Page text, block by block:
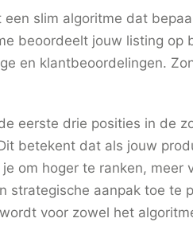
een slim algoritme dat
beoordeelt jouw listing op
en klantbeoordelingen.
eerste drie posities in de
betekent dat als jouw
om hoger te ranken,
strategische aanpak toe te
voor zowel het